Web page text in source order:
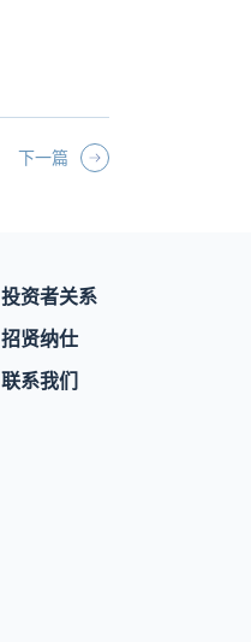
下一篇
投资者关系
招贤纳仕
联系我们